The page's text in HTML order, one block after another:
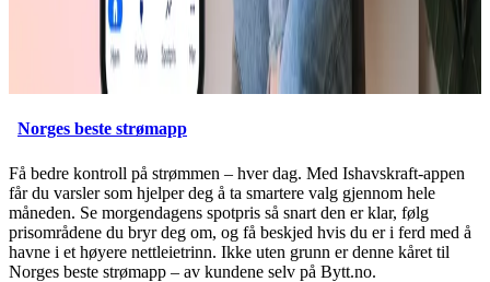
Norges beste strømapp
Få bedre kontroll på strømmen – hver dag. Med Ishavskraft-appen
får du varsler som hjelper deg å ta smartere valg gjennom hele
måneden. Se morgendagens spotpris så snart den er klar, følg
prisområdene du bryr deg om, og få beskjed hvis du er i ferd med å
havne i et høyere nettleietrinn. Ikke uten grunn er denne kåret til
Norges beste strømapp – av kundene selv på Bytt.no.